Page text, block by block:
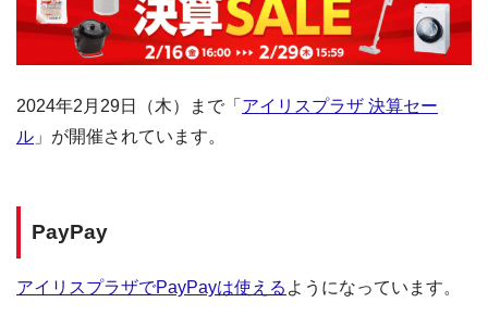
2024年2月29日（木）まで「 アイリスプラザ 決算セー
ル 」が開催されています。
PayPay
アイリスプラザでPayPayは使える ようになっています。